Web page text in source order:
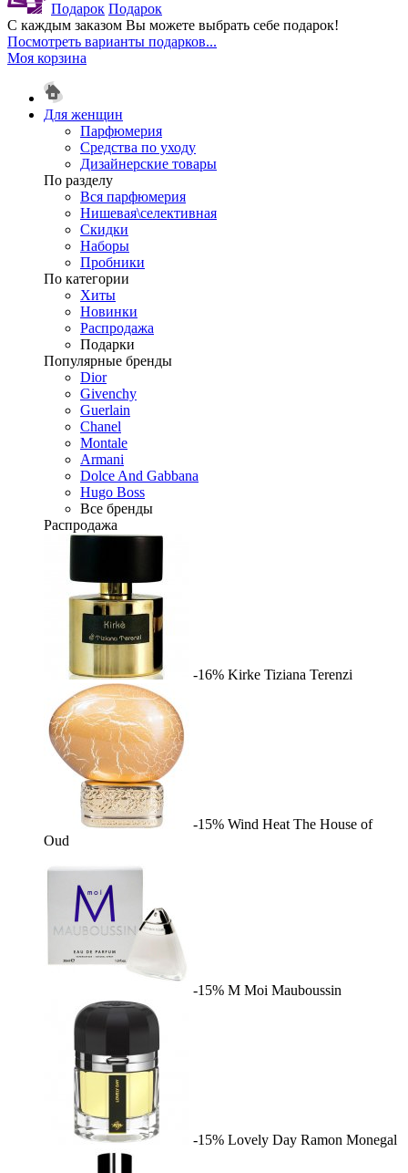
Подарок Подарок
С каждым заказом Вы можете выбрать себе подарок!
Посмотреть варианты подарков...
Моя корзина
Для женщин
Парфюмерия
Средства по уходу
Дизайнерские товары
По разделу
Вся парфюмерия
Нишевая\селективная
Скидки
Наборы
Пробники
По категории
Хиты
Новинки
Распродажа
Подарки
Популярные бренды
Dior
Givenchy
Guerlain
Chanel
Montale
Armani
Dolce And Gabbana
Hugo Boss
Все бренды
Распродажа
-16% Kirke Tiziana Terenzi
-15% Wind Heat The House of
Oud
-15% M Moi Mauboussin
-15% Lovely Day Ramon Monegal